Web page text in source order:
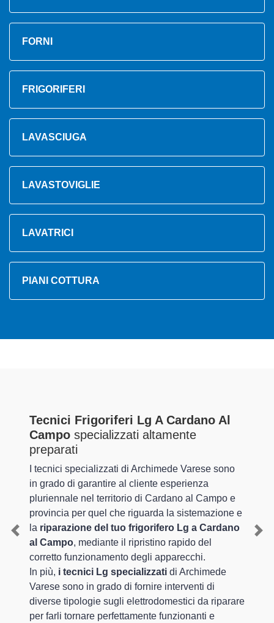
FORNI
FRIGORIFERI
LAVASCIUGA
LAVASTOVIGLIE
LAVATRICI
PIANI COTTURA
Tecnici Frigoriferi Lg A Cardano Al
Campo specializzati altamente
preparati
I tecnici specializzati di Archimede Varese sono
in grado di garantire al cliente esperienza
pluriennale nel territorio di Cardano al Campo e
provincia per quel che riguarda la sistemazione e
la riparazione del tuo frigorifero Lg a Cardano
al Campo, mediante il ripristino rapido del
corretto funzionamento degli apparecchi.
In più, i tecnici Lg specializzati di Archimede
Varese sono in grado di fornire interventi di
diverse tipologie sugli elettrodomestici da riparare
per farli tornare perfettamente funzionanti e
Previous